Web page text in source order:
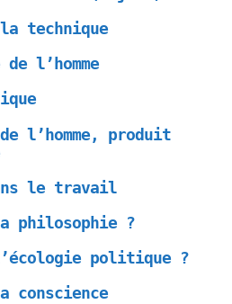
technique
l’homme
l’homme, produit
le travail
philosophie ?
politique ?
conscience